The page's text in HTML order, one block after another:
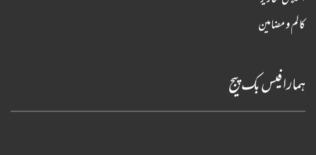
کالم و مضامین
ہمارا فیس بک پیج